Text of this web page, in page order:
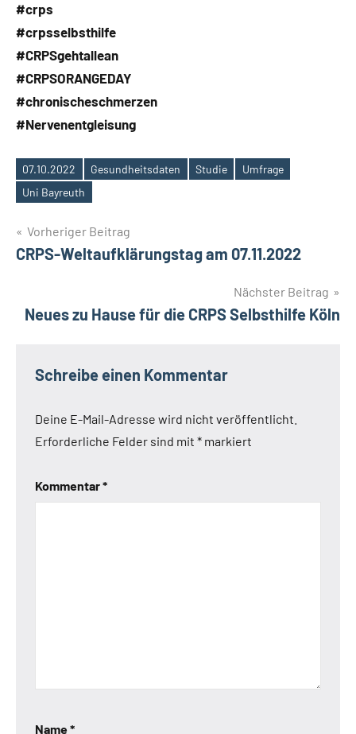
#crps
#crpsselbsthilfe
#CRPSgehtallean
#CRPSORANGEDAY
#chronischeschmerzen
#Nervenentgleisung
Schlagwörter
07.10.2022 Gesundheitsdaten Studie
Umfrage
Uni Bayreuth
Beitragsnavigation
Vorheriger Beitrag
CRPS-Weltaufklärungstag am 07.11.2022
Nächster Beitrag
Neues zu Hause für die CRPS Selbsthilfe Köln
Schreibe einen Kommentar
Deine E-Mail-Adresse wird nicht veröffentlicht.
Erforderliche Felder sind mit * markiert
Kommentar*
Name*